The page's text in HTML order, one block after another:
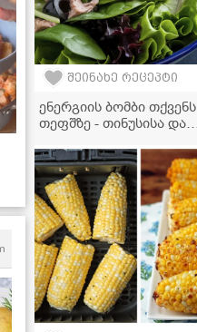
შეინახე რეცეპტი
ენერგიის ბომბი თქვენს
თეფშზე - თინუსისა და
სალათის რეცეპტი